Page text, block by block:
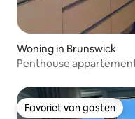
Woning in Brunswick
Penthouse
Favoriet van gasten
Favoriet van gasten